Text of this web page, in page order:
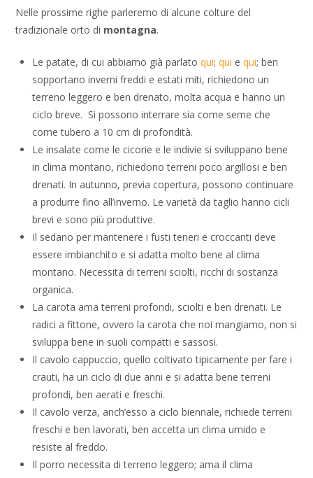
Nelle prossime righe parleremo di alcune colture del
tradizionale orto di montagna.
Le patate, di cui abbiamo già parlato qui; qui e qui; ben
sopportano inverni freddi e estati miti, richiedono un
terreno leggero e ben drenato, molta acqua e hanno un
ciclo breve. Si possono interrare sia come seme che
come tubero a 10 cm di profondità.
Le insalate come le cicorie e le indivie si sviluppano bene
in clima montano, richiedono terreni poco argillosi e ben
drenati. In autunno, previa copertura, possono continuare
a produrre fino all’inverno. Le varietà da taglio hanno cicli
brevi e sono più produttive.
Il sedano per mantenere i fusti teneri e croccanti deve
essere imbianchito e si adatta molto bene al clima
montano. Necessita di terreni sciolti, ricchi di sostanza
organica.
La carota ama terreni profondi, sciolti e ben drenati. Le
radici a fittone, ovvero la carota che noi mangiamo, non si
sviluppa bene in suoli compatti e sassosi.
Il cavolo cappuccio, quello coltivato tipicamente per fare i
crauti, ha un ciclo di due anni e si adatta bene terreni
profondi, ben aerati e freschi.
Il cavolo verza, anch’esso a ciclo biennale, richiede terreni
freschi e ben lavorati, ben accetta un clima umido e
resiste al freddo.
Il porro necessita di terreno leggero; ama il clima